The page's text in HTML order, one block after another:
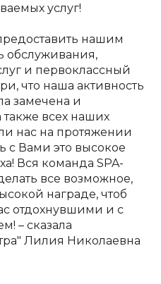
услуг!
нашим
обслуживания,
и первоклассный
что наша активность
замечена и
всех наших
нас на протяжении
с Вами это высокое
Вся команда SPA-
все возможное,
награде, чтоб
отдохнувшими и с
– сказала
Лилия Николаевна